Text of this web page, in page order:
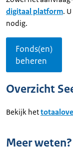
digitaal platform.
nodig.
Fonds(en)
beheren
Overzicht
Bekijk het
Meer weten?